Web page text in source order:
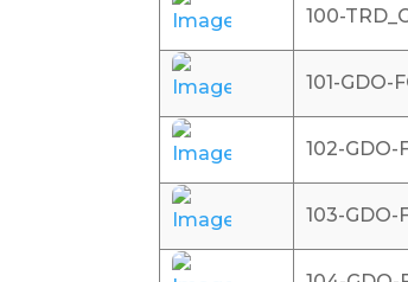
100-
101-
102-GDO-
103-